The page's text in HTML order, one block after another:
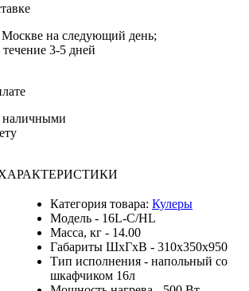
Москве на следующий день;
3-5 дней
наличными
Категория товара: Кулеры
Модель - 16L-C/HL
Масса, кг - 14.00
Габариты ШхГхВ - 310x350x950
Тип исполнения - напольный со
шкафчиком 16л